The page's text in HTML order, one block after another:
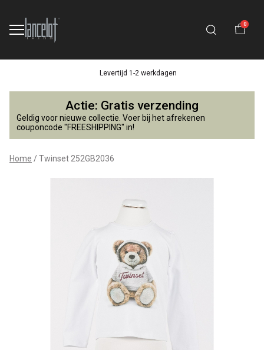
0
Levertijd 1-2 werkdagen
Twinset
252GB2036
Lancelot
Actie: Gratis verzending
Geldig voor nieuwe collectie. Voer bij het afrekenen
couponcode "FREESHIPPING" in!
Home Twinset 252GB2036